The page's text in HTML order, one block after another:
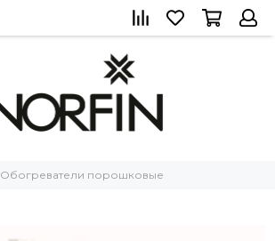
Обогреватели порошковые